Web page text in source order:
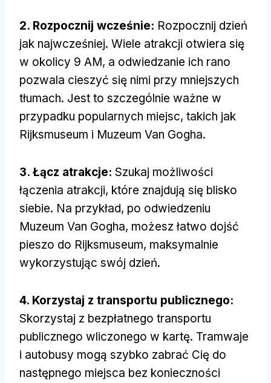
2. Rozpocznij wcześnie: Rozpocznij dzień
jak najwcześniej. Wiele atrakcji otwiera się
w okolicy 9 AM, a odwiedzanie ich rano
pozwala cieszyć się nimi przy mniejszych
tłumach. Jest to szczególnie ważne w
przypadku popularnych miejsc, takich jak
Rijksmuseum i Muzeum Van Gogha.
3. Łącz atrakcje: Szukaj możliwości
łączenia atrakcji, które znajdują się blisko
siebie. Na przykład, po odwiedzeniu
Muzeum Van Gogha, możesz łatwo dojść
pieszo do Rijksmuseum, maksymalnie
wykorzystując swój dzień.
4. Korzystaj z transportu publicznego:
Skorzystaj z bezpłatnego transportu
publicznego wliczonego w kartę. Tramwaje
i autobusy mogą szybko zabrać Cię do
następnego miejsca bez konieczności